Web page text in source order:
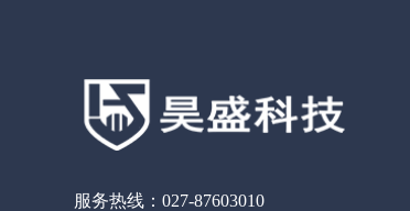
服务热线：027-87603010